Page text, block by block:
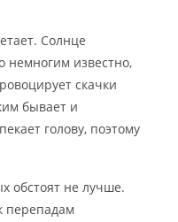
Солнце
немногим известно,
скачки
бывает и
голову, поэтому
обстоят не лучше.
перепадам